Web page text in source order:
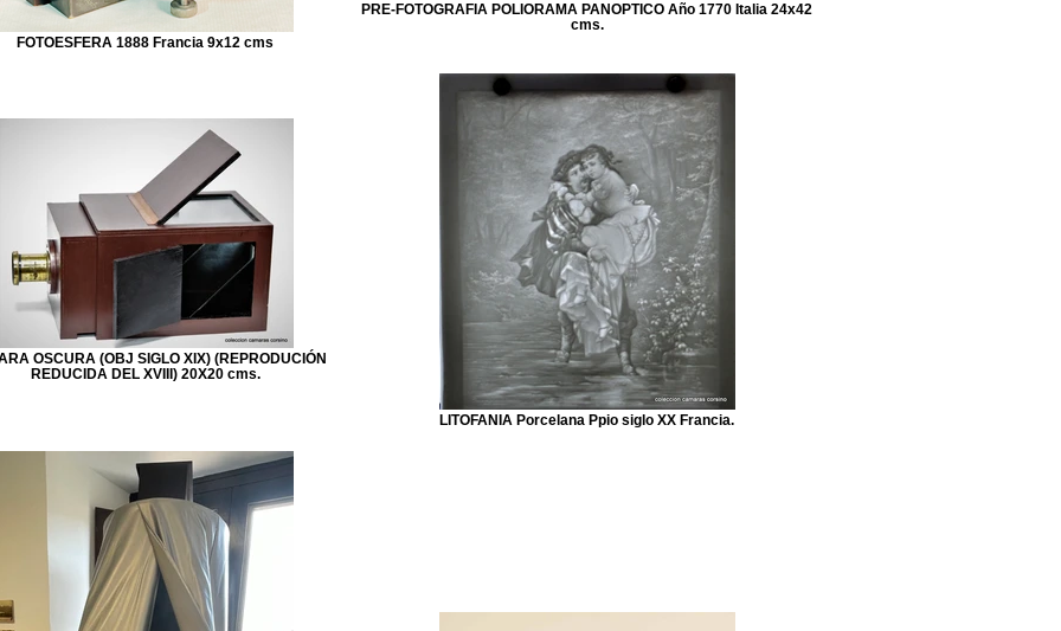
FOTOESFERA 1888 Francia 9x12 cms
PRE-FOTOGRAFIA POLIORAMA PANOPTICO Año 1770 Italia 24x42
cms.
OSCURA (OBJ SIGLO XIX) (REPRODUCIÓN
REDUCIDA DEL XVIII) 20X20 cms.
LITOFANIA Porcelana Ppio siglo XX Francia.